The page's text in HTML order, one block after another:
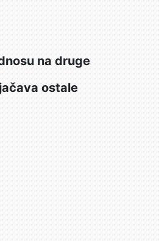
na druge
ostale